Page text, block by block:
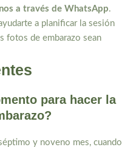
a través de WhatsApp.
a planificar la sesión
fotos de embarazo sean
para hacer la
y noveno mes, cuando